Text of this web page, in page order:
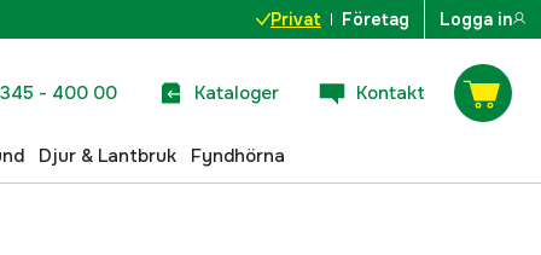
Privat Företag Logga in
- 400 00 Kataloger Kontakt
Djur & Lantbruk Fyndhörna